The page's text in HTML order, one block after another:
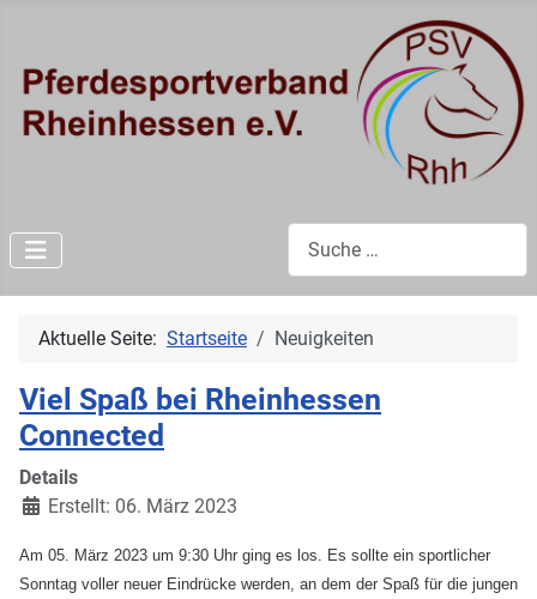
Aktuelle Seite: Startseite Neuigkeiten
Viel Spaß bei Rheinhessen
Connected
Details
Erstellt: 06. März 2023
Am 05. März 2023 um 9:30 Uhr ging es los. Es sollte ein sportlicher
Sonntag voller neuer Eindrücke werden, an dem der Spaß für die jungen